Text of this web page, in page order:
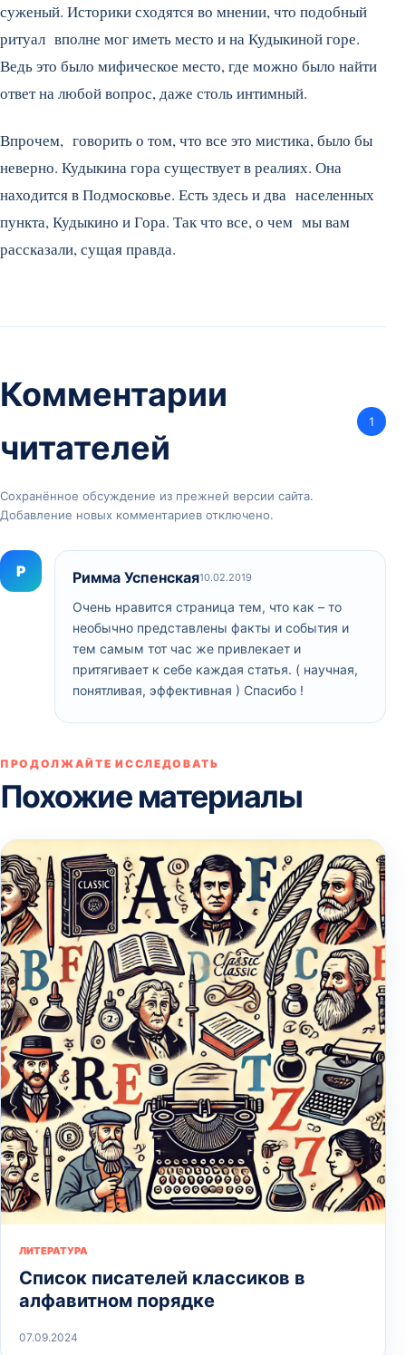
суженый. Историки сходятся во мнении, что подобный
ритуал вполне мог иметь место и на Кудыкиной горе.
Ведь это было мифическое место, где можно было найти
ответ на любой вопрос, даже столь интимный.
Впрочем, говорить о том, что все это мистика, было бы
неверно. Кудыкина гора существует в реалиях. Она
находится в Подмосковье. Есть здесь и два населенных
пункта, Кудыкино и Гора. Так что все, о чем мы вам
рассказали, сущая правда.
Комментарии
читателей
1
Сохранённое обсуждение из прежней версии сайта.
Добавление новых комментариев отключено.
Р Римма Успенская10.02.2019
Очень нравится страница тем, что как – то
необычно представлены факты и события и
тем самым тот час же привлекает и
притягивает к себе каждая статья. ( научная,
понятливая, эффективная ) Спасибо !
ПРОДОЛЖАЙТЕ ИССЛЕДОВАТЬ
Похожие материалы
ЛИТЕРАТУРА
Список писателей классиков в
алфавитном порядке
07.09.2024